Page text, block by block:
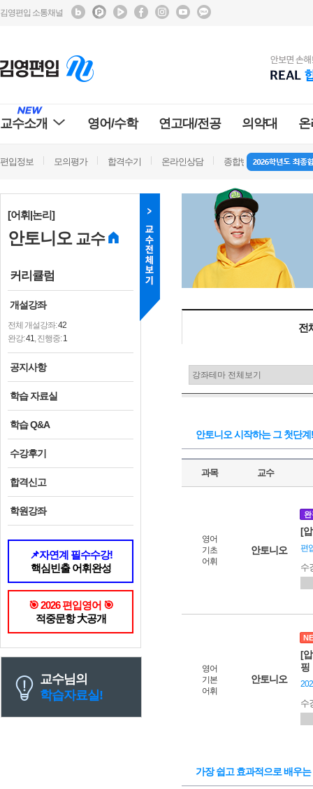
김영편입 소통채널
교수소개 영어/수학 연고대/전공 의약대
편입정보 모의평가 합격수기 온라인상담 종합반 방문상담
[어휘|논리]
안토니오교수
커리큘럼
개설강좌
전체 개설강좌:42
완강:41, 진행중:1
공지사항
학습 자료실
학습 Q&A
수강후기
합격신고
학원강좌
📌자연계 필수수강!
핵심빈출 어휘완성
🎯 2026 편입영어 🎯
적중문항 大공개
교수님의
학습자료실!
전
안토니오 시작하는 그 첫단
과목 교수
영어
기초
어휘
안토니오
완
[
편
수
영어
기본
어휘
안토니오
[
핑
수
가장 쉽고 효과적으로 배우